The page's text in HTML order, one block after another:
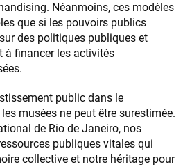
Néanmoins, ces modèles
que si les pouvoirs publics
des politiques publiques et
à financer les activités
public dans le
musées ne peut être surestimée.
de Rio de Janeiro, nos
publiques vitales qui
collective et notre héritage pour